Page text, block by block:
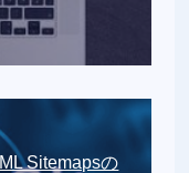
Sitemapsの